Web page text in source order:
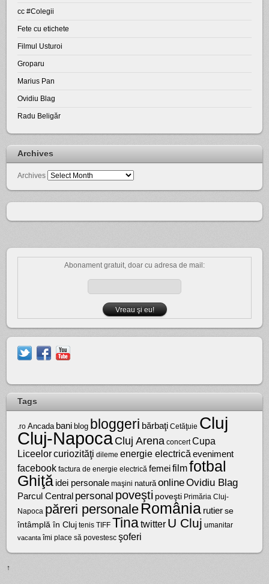
cc #Colegii
Fete cu etichete
Filmul Usturoi
Groparu
Marius Pan
Ovidiu Blag
Radu Beligăr
Archives
Archives
Abonament gratuit, doar cu adresa de mail:
Tags
.ro Ancada bani blog bloggeri bărbaţi Cetăţuie Cluj
Cluj-NapocaCluj Arena concert Cupa
Liceelorcuriozităţi dileme energie electrică eveniment
facebook factura de energie electrică femei filmfotbal
Ghiţă idei personale maşini natură onlineOvidiu Blag
Parcul Central personal poveşti poveşti Primăria Cluj-
Napoca păreri personale România rutier se
întâmplă în Cluj tenis TIFF Tinatwitter U Cluj umanitar
vacanta îmi place să povestesc şoferi
↑